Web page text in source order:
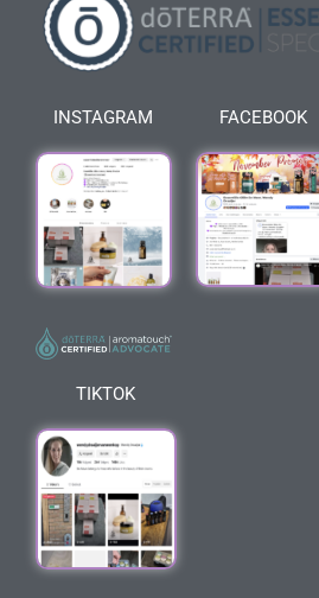
INSTAGRAM FACEBOOK
TIKTOK